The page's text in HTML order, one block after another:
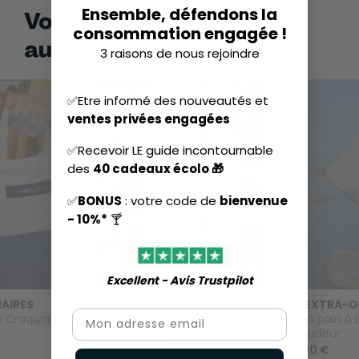
Vous aimerez peut-être
aussi
Sac à pain en lin le Craquant
avec cordon
25,00 €
LES EXTRA-
Sac à pain à
Baroudeur
45,00 €
Ensemble, défendons la
consommation engagée !
3 raisons de nous rejoindre
✅Etre informé des nouveautés et
ventes privées engagées
✅Recevoir LE guide incontournable
des 40 cadeaux écolo 🎁
✅BONUS : votre code de bienvenue
- 10%* 🍸
Excellent - Avis Trustpilot​
Email